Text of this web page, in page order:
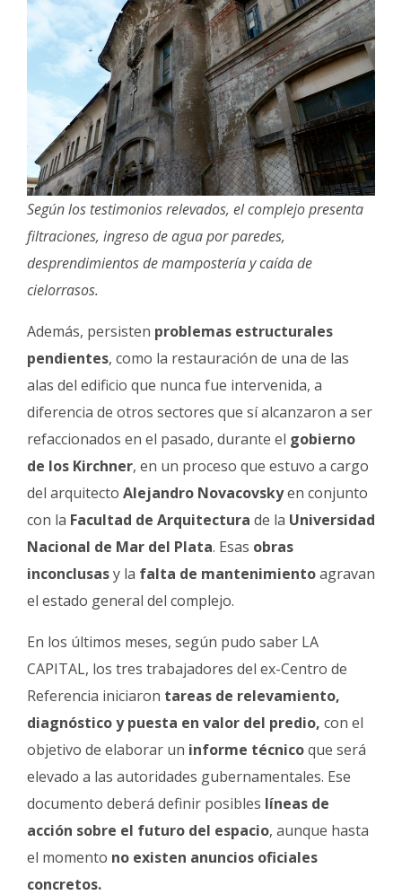
Según los testimonios relevados, el complejo presenta
filtraciones, ingreso de agua por paredes,
desprendimientos de mampostería y caída de
cielorrasos.
Además, persisten problemas estructurales
pendientes, como la restauración de una de las
alas del edificio que nunca fue intervenida, a
diferencia de otros sectores que sí alcanzaron a ser
refaccionados en el pasado, durante el gobierno
de los Kirchner, en un proceso que estuvo a cargo
del arquitecto Alejandro Novacovskyen conjunto
con la Facultad de Arquitectura de la Universidad
Nacional de Mar del Plata. Esas obras
inconclusasy la falta de mantenimientoagravan
el estado general del complejo.
En los últimos meses, según pudo saber LA
CAPITAL, los tres trabajadores del ex-Centro de
Referencia iniciaron tareas de relevamiento,
diagnóstico y puesta en valor del predio, con el
objetivo de elaborar un informe técnicoque será
elevado a las autoridades gubernamentales. Ese
documento deberá definir posibles líneas de
acción sobre el futuro del espacio, aunque hasta
el momento no existen anuncios oficiales
concretos.